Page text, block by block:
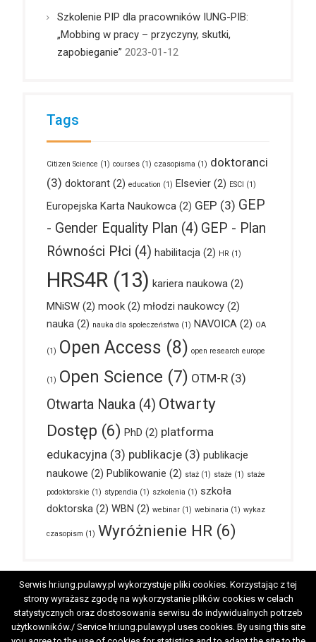
Szkolenie PIP dla pracowników IUNG-PIB:
„Mobbing w pracy – przyczyny, skutki,
zapobieganie” 2023-01-12
Tags
Citizen Science (1) courses(1) czasopisma (1) doktoranci
(3) doktorant(2) education (1) Elsevier(2) ESCI (1)
Europejska Karta Naukowca(2) GEP (3) GEP
- Gender Equality Plan (4) GEP - Plan
Równości Płci (4) habilitacja(2) HR (1)
HRS4R(13) kariera naukowa(2)
MNiSW(2) mook(2) młodzi naukowcy(2)
nauka(2) nauka dla społeczeństwa (1) NAVOICA(2) OA
(1) Open Access (8) open research europe
(1) Open Science (7) OTM-R(3)
Otwarta Nauka(4) Otwarty
Dostęp (6) PhD (2) platforma
edukacyjna(3) publikacje(3) publikacje
naukowe (2) Publikowanie (2) staż(1) staże (1) staże
podoktorskie (1) stypendia (1) szkolenia (1) szkoła
doktorska(2) WBN (2) webinar(1) webinaria (1) wykaz
czasopism (1) Wyróżnienie HR(6)
Ogólne HRS4R OTM-R Pracownicy
Doktoranci Kandydaci
Serwis hr.iung.pulawy.pl wykorzystuje pliki cookies. Korzystając z tej
strony wyrażasz zgodę na wykorzystanie plików cookies w celach
statystycznych oraz dostosowania serwisu do indywidualnych potrzeb
użytkowników./ Service hr.iung.pulawy.pl uses cookies. By using this site